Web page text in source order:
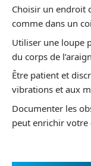
Choisir un endroit
comme dans un
Utiliser une loupe
du corps de
Être patient et
vibrations et aux
Documenter les
peut enrichir